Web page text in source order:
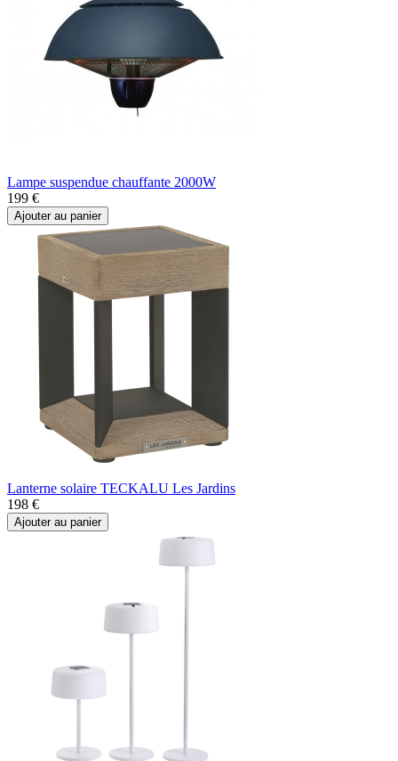
Lampe suspendue chauffante 2000W
199 €
Ajouter au panier
Lanterne solaire TECKALU Les Jardins
198 €
Ajouter au panier